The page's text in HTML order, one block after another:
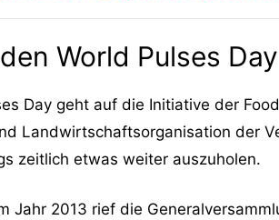
World Pulses
Day geht auf die Initiative der
Landwirtschaftsorganisation der
zeitlich etwas weiter auszuholen.
Jahr 2013 rief die